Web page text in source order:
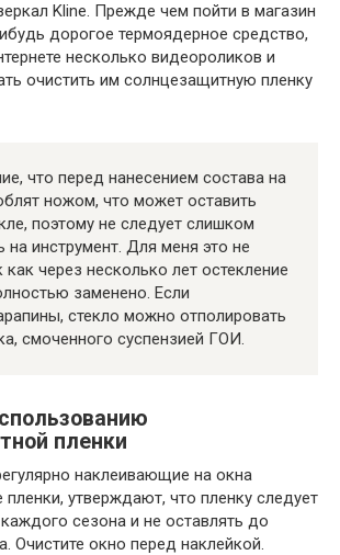
Kline. Прежде чем пойти в магазин
дорогое термоядерное средство,
несколько видеороликов и
очистить им солнцезащитную пленку
что перед нанесением состава на
ножом, что может оставить
поэтому не следует слишком
на инструмент. Для меня это не
через несколько лет остекление
заменено. Если
стекло можно отполировать
смоченного суспензией ГОИ.
пленки
наклеивающие на окна
утверждают, что пленку следует
сезона и не оставлять до
Очистите окно перед наклейкой.